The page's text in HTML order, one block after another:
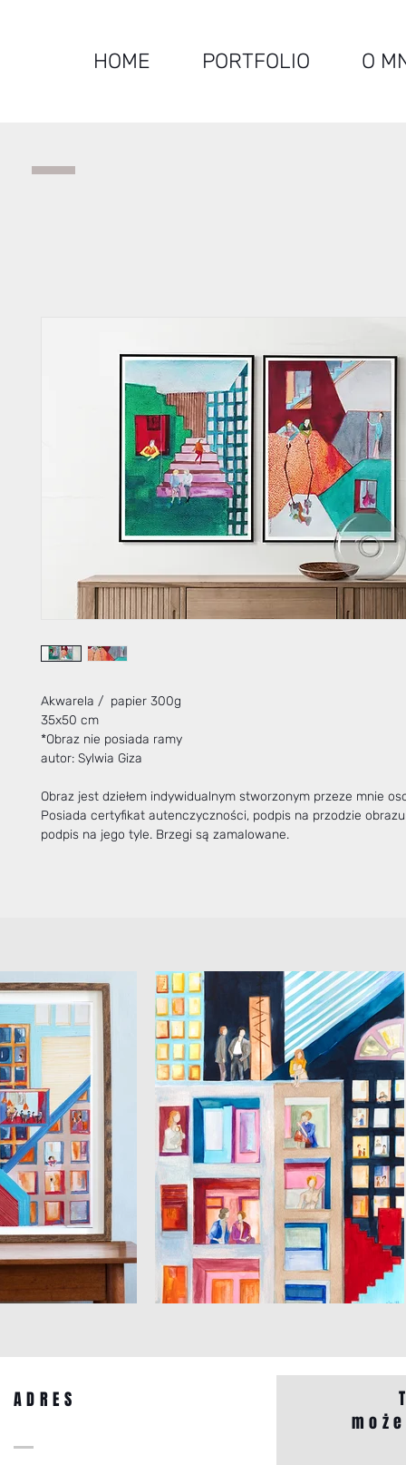
HOME PORTFOLIO O
Akwarela / papier 300g
35x50 cm
*Obraz nie posiada ramy
autor: Sylwia Giza
Obraz jest dziełem indywidualnym stworzonym przeze mnie
Posiada certyfikat autenczyczności, podpis na przodzie
podpis na jego tyle. Brzegi są zamalowane.
ADRES